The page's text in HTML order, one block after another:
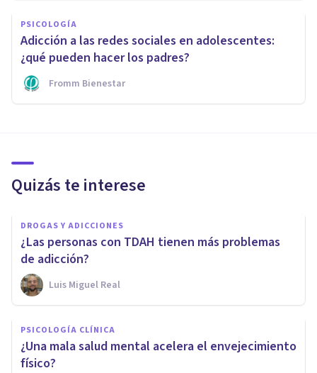
PSICOLOGÍA
Adicción a las redes sociales en adolescentes:
¿qué pueden hacer los padres?
Fromm Bienestar
Quizás te interese
DROGAS Y ADICCIONES
¿Las personas con TDAH tienen más problemas
de adicción?
Luis Miguel Real
PSICOLOGÍA CLÍNICA
¿Una mala salud mental acelera el envejecimiento
físico?